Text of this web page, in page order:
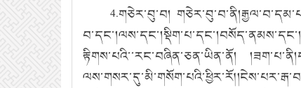
4.གཅེར་བུ་བ།
རྟིགས་པའི་་རང་བཞིན་ཅན་ཡིན་ནོ།